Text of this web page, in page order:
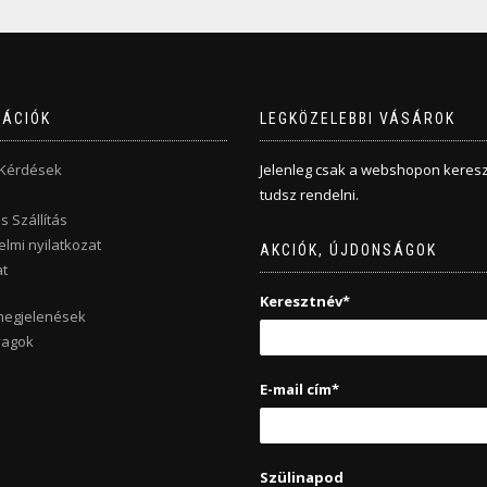
Szállítás
nyilatkozat
LEGKÖZELEBBI VÁSÁROK
Jelenleg csak a webshopon
tudsz rendelni.
AKCIÓK, ÚJDONSÁGOK
Keresztnév*
E-mail cím*
Szülinapod